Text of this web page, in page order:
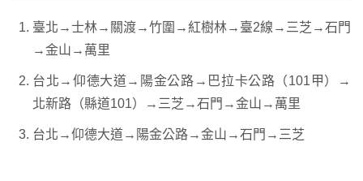
臺北→士林→關渡→竹圍→紅樹林→臺2線→三芝→石門
→金山→萬里
台北→仰德大道→陽金公路→巴拉卡公路（101甲）→
北新路（縣道101）→三芝→石門→金山→萬里
台北→仰德大道→陽金公路→金山→石門→三芝